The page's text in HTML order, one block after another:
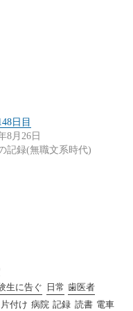
日目
8月26日
記録(無職文系時代)
生に告ぐ 日常 歯医者
片付け 病院 記録 読書 電車